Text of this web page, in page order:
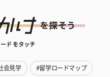
ド をタッチ
会見学 #留学ロードマップ